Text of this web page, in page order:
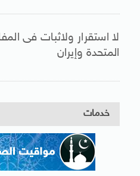
لا استقرار ولاثبات فى
المتحدة وإيران
خدمات